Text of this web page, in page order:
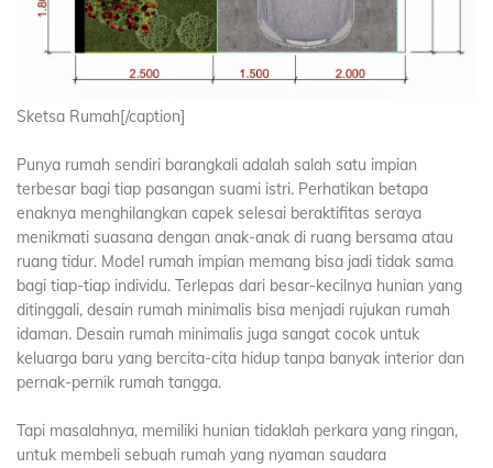
Sketsa Rumah[/caption]
Punya rumah sendiri barangkali adalah salah satu impian
terbesar bagi tiap pasangan suami istri. Perhatikan betapa
enaknya menghilangkan capek selesai beraktifitas seraya
menikmati suasana dengan anak-anak di ruang bersama atau
ruang tidur. Model rumah impian memang bisa jadi tidak sama
bagi tiap-tiap individu. Terlepas dari besar-kecilnya hunian yang
ditinggali, desain rumah minimalis bisa menjadi rujukan rumah
idaman. Desain rumah minimalis juga sangat cocok untuk
keluarga baru yang bercita-cita hidup tanpa banyak interior dan
pernak-pernik rumah tangga.
Tapi masalahnya, memiliki hunian tidaklah perkara yang ringan,
untuk membeli sebuah rumah yang nyaman saudara